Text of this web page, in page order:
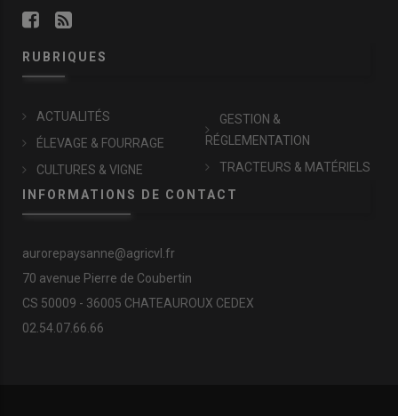
RUBRIQUES
ACTUALITÉS
ÉLEVAGE & FOURRAGE
CULTURES & VIGNE
GESTION &
RÉGLEMENTATION
TRACTEURS & MATÉRIELS
INFORMATIONS DE CONTACT
aurorepaysanne@agricvl.fr
70 avenue Pierre de Coubertin
CS 50009 - 36005 CHATEAUROUX CEDEX
02.54.07.66.66